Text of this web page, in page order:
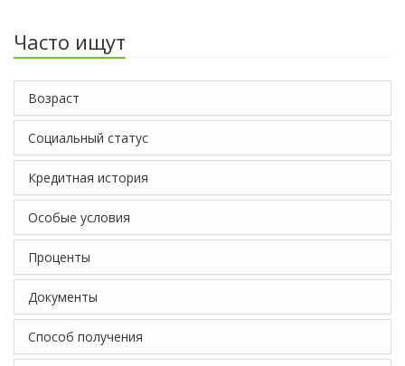
Часто ищут
Возраст
Социальный статус
Кредитная история
Особые условия
Проценты
Документы
Способ получения